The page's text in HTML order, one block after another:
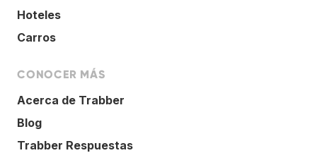
Hoteles
Carros
CONOCER MÁS
Acerca de Trabber
Blog
Trabber Respuestas